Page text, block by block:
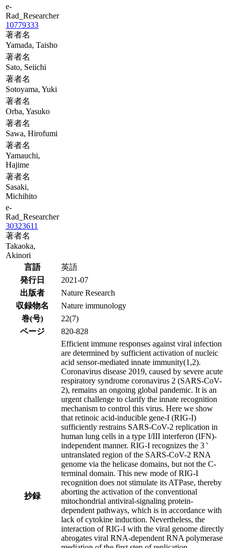
e-
Rad_Researcher
10779333
著者名
Yamada, Taisho
著者名
Sato, Seiichi
著者名
Sotoyama, Yuki
著者名
Orba, Yasuko
著者名
Sawa, Hirofumi
著者名
Yamauchi,
Hajime
著者名
Sasaki,
Michihito
e-
Rad_Researcher
30323611
著者名
Takaoka,
Akinori
言語
英語
発行日
2021-07
出版者
Nature Research
収録物名
Nature immunology
巻(号)
22(7)
ページ
820-828
抄録
Efficient immune responses against viral infection
are determined by sufficient activation of nucleic
acid sensor-mediated innate immunity(1,2).
Coronavirus disease 2019, caused by severe acute
respiratory syndrome coronavirus 2 (SARS-CoV-
2), remains an ongoing global pandemic. It is an
urgent challenge to clarify the innate recognition
mechanism to control this virus. Here we show
that retinoic acid-inducible gene-I (RIG-I)
sufficiently restrains SARS-CoV-2 replication in
human lung cells in a type I/III interferon (IFN)-
independent manner. RIG-I recognizes the 3 '
untranslated region of the SARS-CoV-2 RNA
genome via the helicase domains, but not the C-
terminal domain. This new mode of RIG-I
recognition does not stimulate its ATPase, thereby
aborting the activation of the conventional
mitochondrial antiviral-signaling protein-
dependent pathways, which is in accordance with
lack of cytokine induction. Nevertheless, the
interaction of RIG-I with the viral genome directly
abrogates viral RNA-dependent RNA polymerase